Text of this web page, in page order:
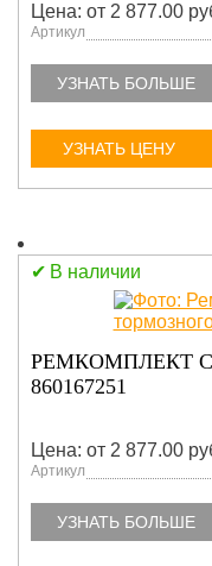
Цена: от 2 877.00
Артикул
УЗНАТЬ БОЛЬШЕ
УЗНАТЬ ЦЕНУ
В наличии
РЕМКОМПЛЕКТ
860167251
Цена: от 2 877.00
Артикул
УЗНАТЬ БОЛЬШЕ